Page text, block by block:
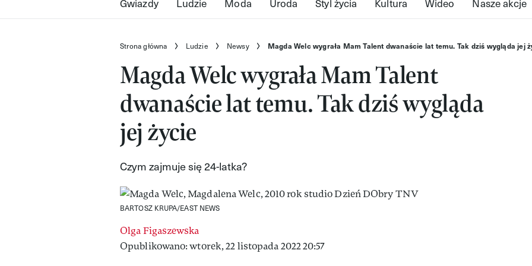
Strona główna Ludzie Newsy Magda Welc wygrała Mam Talent dwanaście lat temu. Tak dziś wygląda jej
Magda Welc wygrała Mam Talent
dwanaście lat temu. Tak dziś wygląda
jej życie
Czym zajmuje się 24-latka?
BARTOSZ KRUPA/EAST NEWS
Olga Figaszewska
Opublikowano: wtorek, 22 listopada 2022 20:57